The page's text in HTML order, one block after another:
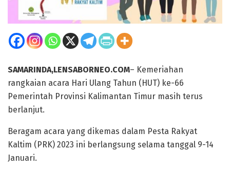
SAMARINDA,LENSABORNEO.COM– Kemeriahan
rangkaian acara Hari Ulang Tahun (HUT) ke-66
Pemerintah Provinsi Kalimantan Timur masih terus
berlanjut.
Beragam acara yang dikemas dalam Pesta Rakyat
Kaltim (PRK) 2023 ini berlangsung selama tanggal 9-14
Januari.